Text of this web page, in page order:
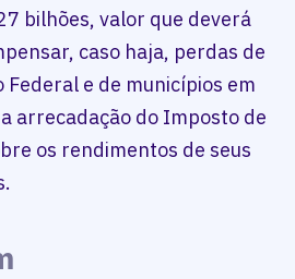
bilhões, valor que deverá
caso haja, perdas de
e de municípios em
arrecadação do Imposto de
os rendimentos de seus